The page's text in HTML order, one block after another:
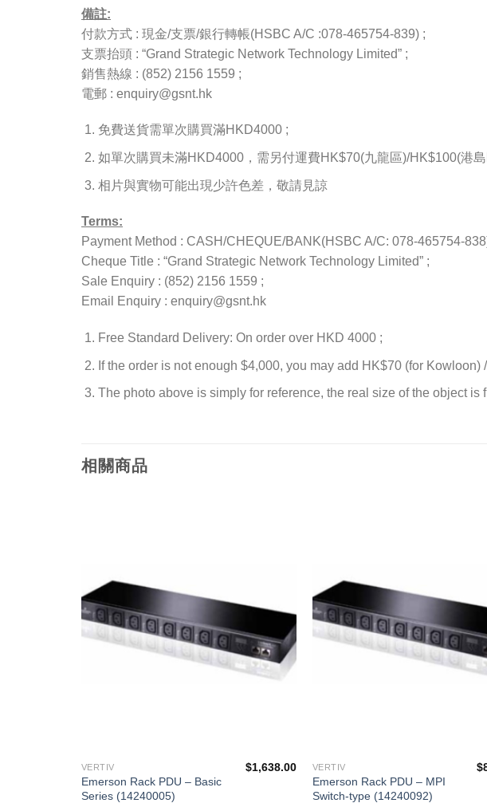
備註:
付款方式 : 現金/支票/銀行轉帳(HSBC A/C :078-465754-839) ;
支票抬頭 : “Grand Strategic Network Technology Limited” ;
銷售熱線 : (852) 2156 1559 ;
電郵 : enquiry@gsnt.hk
免費送貨需單次購買滿HKD4000 ;
如單次購買未滿HKD4000，需另付運費HK$70(九龍區)/HK$100(港
相片與實物可能出現少許色差，敬請見諒
Terms:
Payment Method : CASH/CHEQUE/BANK(HSBC A/C: 078-465754-
Cheque Title : “Grand Strategic Network Technology Limited” ;
Sale Enquiry : (852) 2156 1559 ;
Email Enquiry : enquiry@gsnt.hk
Free Standard Delivery: On order over HKD 4000 ;
If the order is not enough $4,000, you may add HK$70 (for
The photo above is simply for reference, the real size of the object is
相關商品
VERTIV
Emerson Rack PDU – Basic
Series (14240005)
$1,638.00 VERTIV
Emerson Rack PDU – MPI
Switch-type (14240092)
$